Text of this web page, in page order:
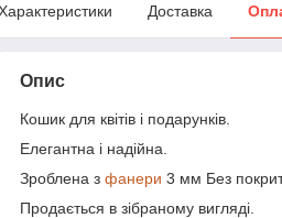
Доставка
Опис
Кошик для квітів і подарунків.
Елегантна і надійна.
Зроблена з фанери 3 мм Без
Продається в зібраному вигляді.